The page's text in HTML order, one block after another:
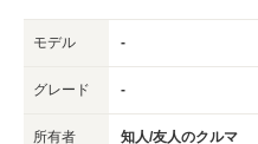
モデル -
グレード -
所有者 知人/友人のクルマ